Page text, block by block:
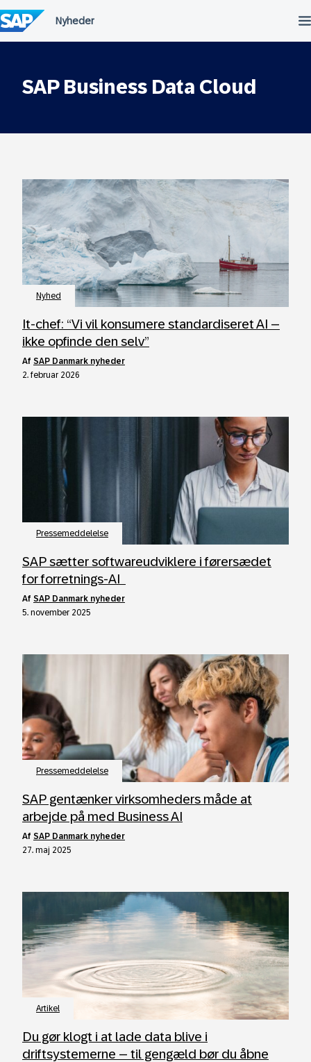
til
indholdet
SAP Business Data Cloud
Nyhed
It‑chef: “Vi vil konsumere standardiseret AI –
ikke opfinde den selv”
af SAP Danmark nyheder
2. februar 2026
Pressemeddelelse
SAP sætter softwareudviklere i førersædet
for forretnings-AI
af SAP Danmark nyheder
5. november 2025
Pressemeddelelse
SAP gentænker virksomheders måde at
arbejde på med Business AI
af SAP Danmark nyheder
27. maj 2025
Artikel
Du gør klogt i at lade data blive i
driftsystemerne – til gengæld bør du åbne